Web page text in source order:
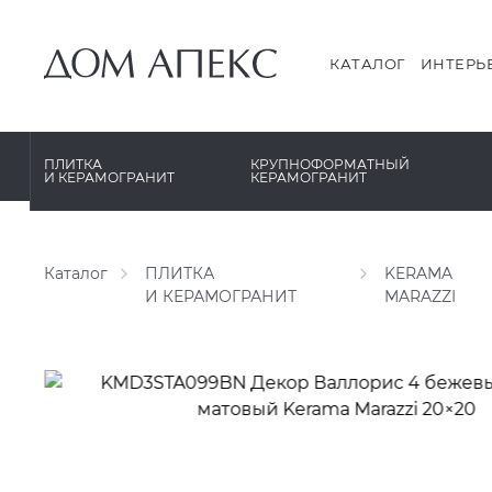
КАТАЛОГ
ПЛИТКА
И КЕРАМОГРАНИТ
PORCELANOSA
УРАЛЬСКИЙ ГРАНИТ
КРУПНОФОРМАТНЫЙ
КЕРАМОГРАНИТ
XXL Pamesa
Каталог
ПЛИТКА
И КЕРАМОГРАНИТ
KERAMA
MARAZZI